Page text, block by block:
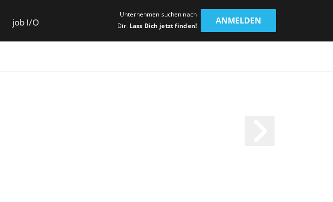
job I/O
Unternehmen suchen nach
Dir. Lass Dich jetzt finden!
ANMELDEN